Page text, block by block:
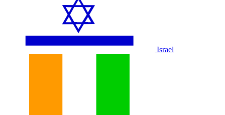
Israel